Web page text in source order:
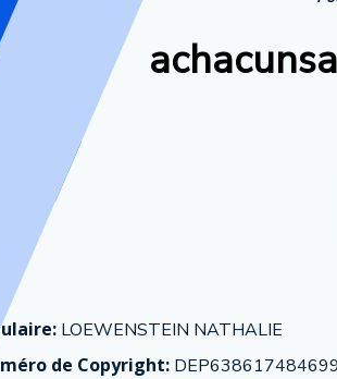
LOEWENSTEIN NATHALIE
de Copyright: